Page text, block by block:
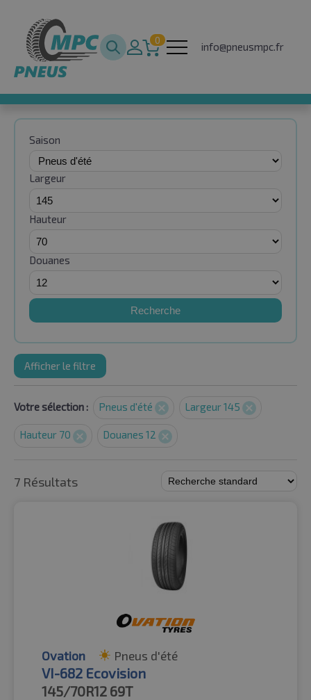
0
info@pneusmpc.fr
Saison
Largeur
Hauteur
Douanes
Recherche
Afficher le filtre
Votre sélection : Pneus d'été Largeur 145
Hauteur 70 Douanes 12
7 Résultats
Ovation Pneus d'été
VI-682 Ecovision
145/70R12 69T